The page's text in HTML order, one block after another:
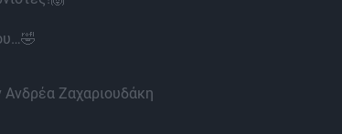
Ανδρέα Ζαχαριουδάκη